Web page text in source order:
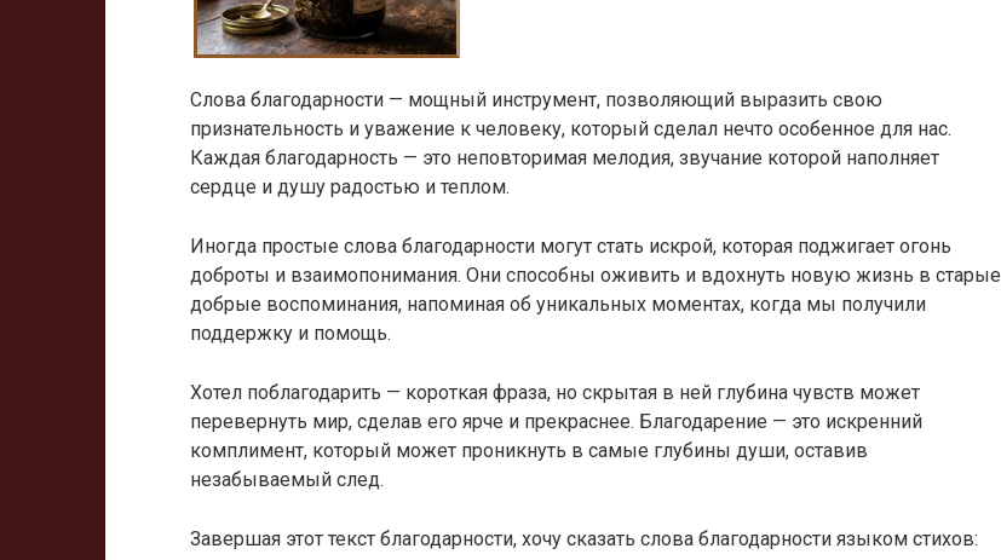
Слова благодарности — мощный инструмент, позволяющий выразить свою
признательность и уважение к человеку, который сделал нечто особенное для нас.
Каждая благодарность — это неповторимая мелодия, звучание которой наполняет
сердце и душу радостью и теплом.
Иногда простые слова благодарности могут стать искрой, которая поджигает огонь
доброты и взаимопонимания. Они способны оживить и вдохнуть новую жизнь в старые
добрые воспоминания, напоминая об уникальных моментах, когда мы получили
поддержку и помощь.
Хотел поблагодарить — короткая фраза, но скрытая в ней глубина чувств может
перевернуть мир, сделав его ярче и прекраснее. Благодарение — это искренний
комплимент, который может проникнуть в самые глубины души, оставив
незабываемый след.
Завершая этот текст благодарности, хочу сказать слова благодарности языком стихов: